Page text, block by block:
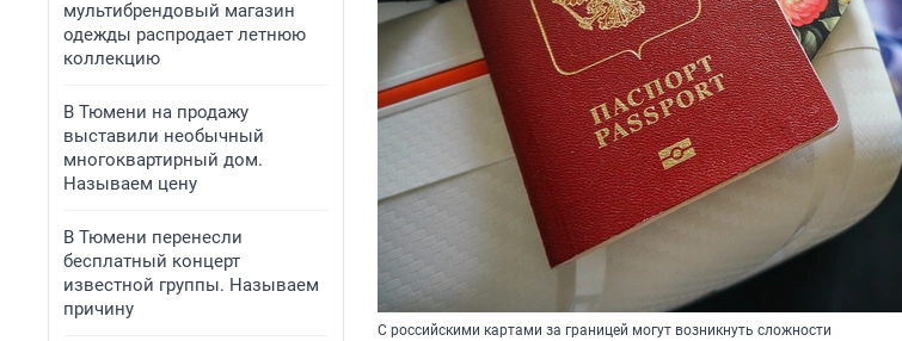
мультибрендовый магазин
одежды распродает летнюю
коллекцию
В Тюмени на продажу
выставили необычный
многоквартирный дом.
Называем цену
В Тюмени перенесли
бесплатный концерт
известной группы. Называем
причину
С российскими картами за границей могут возникнуть сложности